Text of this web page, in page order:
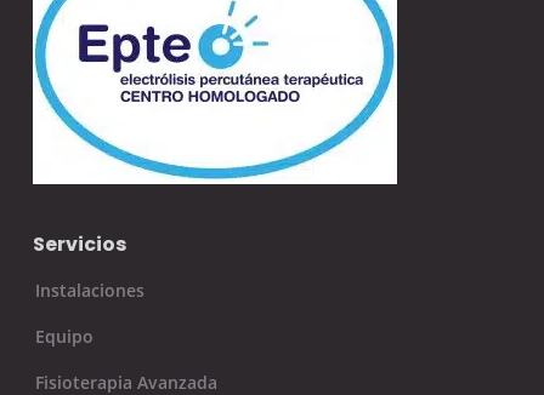
Servicios
Instalaciones
Equipo
Fisioterapia Avanzada